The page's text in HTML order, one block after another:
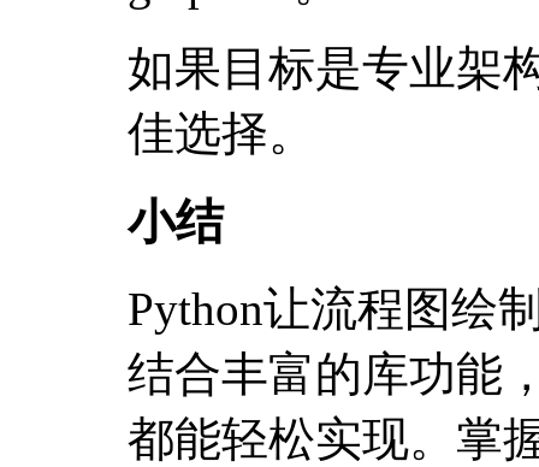
如果目标是专业架
佳选择。
小结
Python让流程图绘
结合丰富的库功能
都能轻松实现。掌